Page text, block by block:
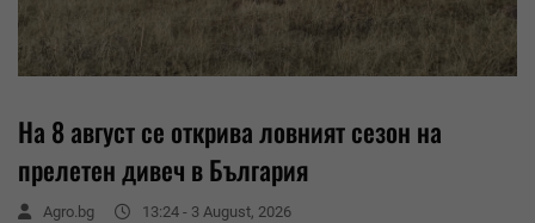
На 8 август се открива ловният сезон на
прелетен дивеч в България
Agro.bg 13:24 - 3 August, 2026